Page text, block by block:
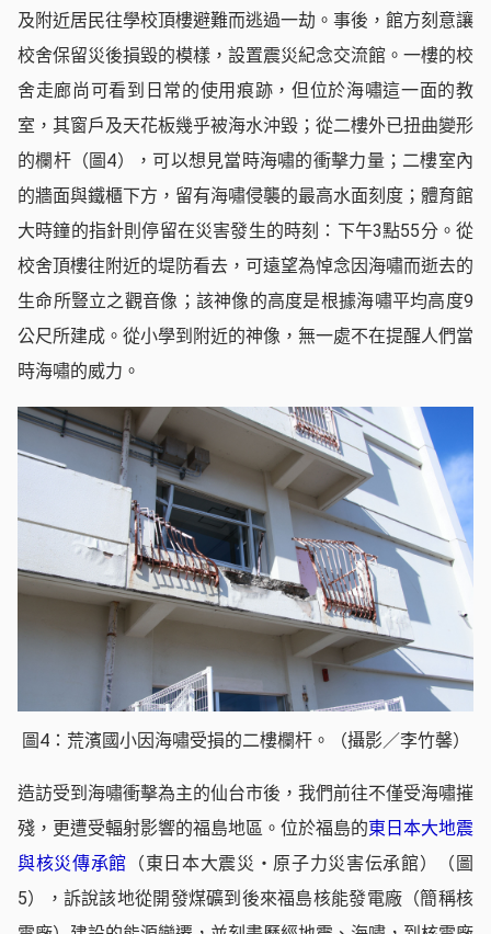
及附近居民往學校頂樓避難而逃過一劫。事後，館方刻意讓
校舍保留災後損毀的模樣，設置震災紀念交流館。一樓的校
舍走廊尚可看到日常的使用痕跡，但位於海嘯這一面的教
室，其窗戶及天花板幾乎被海水沖毀；從二樓外已扭曲變形
的欄杆（圖4），可以想見當時海嘯的衝擊力量；二樓室內
的牆面與鐵櫃下方，留有海嘯侵襲的最高水面刻度；體育館
大時鐘的指針則停留在災害發生的時刻：下午3點55分。從
校舍頂樓往附近的堤防看去，可遠望為悼念因海嘯而逝去的
生命所豎立之觀音像；該神像的高度是根據海嘯平均高度9
公尺所建成。從小學到附近的神像，無一處不在提醒人們當
時海嘯的威力。
圖4：荒濱國小因海嘯受損的二樓欄杆。（攝影／李竹馨）
造訪受到海嘯衝擊為主的仙台市後，我們前往不僅受海嘯摧
殘，更遭受輻射影響的福島地區。位於福島的東日本大地震
與核災傳承館 （東日本大震災・原子力災害伝承館）（圖
5），訴說該地從開發煤礦到後來福島核能發電廠（簡稱核